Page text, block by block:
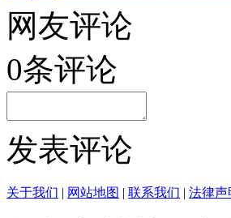
网友评论
0条评论
发表评论
关于我们 | 网站地图 | 联系我们 | 法律声